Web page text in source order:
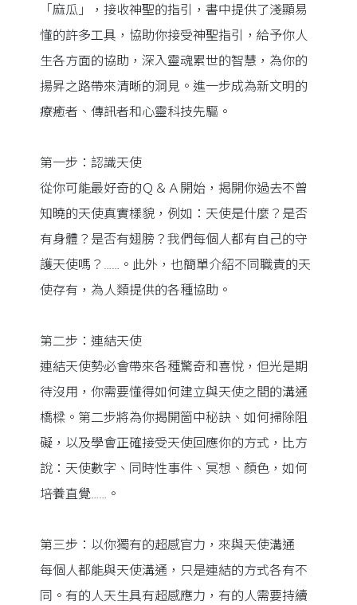
「麻瓜」，接收神聖的指引，書中提供了淺顯易
懂的許多工具，協助你接受神聖指引，給予你人
生各方面的協助，深入靈魂累世的智慧，為你的
揚昇之路帶來清晰的洞見。進一步成為新文明的
療癒者、傳訊者和心靈科技先驅。
第一步：認識天使
從你可能最好奇的Ｑ＆Ａ開始，揭開你過去不曾
知曉的天使真實樣貌，例如：天使是什麼？是否
有身體？是否有翅膀？我們每個人都有自己的守
護天使嗎？……。此外，也簡單介紹不同職責的天
使存有，為人類提供的各種協助。
第二步：連結天使
連結天使勢必會帶來各種驚奇和喜悅，但光是期
待沒用，你需要懂得如何建立與天使之間的溝通
橋樑。第二步將為你揭開箇中秘訣、如何掃除阻
礙，以及學會正確接受天使回應你的方式，比方
說：天使數字、同時性事件、冥想、顏色，如何
培養直覺……。
第三步：以你獨有的超感官力，來與天使溝通
每個人都能與天使溝通，只是連結的方式各有不
同。有的人天生具有超感應力，有的人需要持續